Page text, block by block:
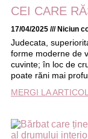
CEI CARE
17/04/2025 Niciun
Judecata,
forme moderne de
cuvinte; în loc de
poate răni mai
MERGI LA